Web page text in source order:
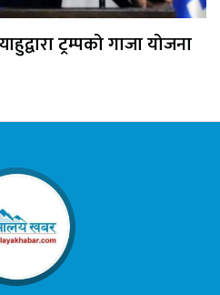
ट्रम्पको गाजा योजना